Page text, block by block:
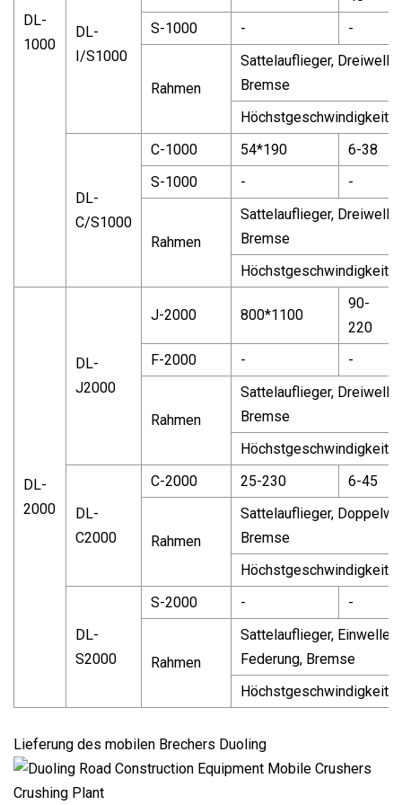
DL-
1000
DL-
I/S1000
S-1000
- -
Rahmen
Sattelauflieger,
Bremse
Höchstgeschwindigkeit:
DL-
C/S1000
C-1000 54*190 6-38
S-1000
- -
Rahmen
Sattelauflieger,
Bremse
Höchstgeschwindigkeit:
DL-
2000
DL-
J2000
J-2000 800*1100
90-
220
F-2000 - -
Rahmen
Sattelauflieger,
Bremse
Höchstgeschwindigkeit:
DL-
C2000
C-2000 25-230 6-45
Rahmen
Sattelauflieger,
Bremse
Höchstgeschwindigkeit:
DL-
S2000
S-2000 - -
Rahmen
Sattelauflieger,
Federung, Bremse
Höchstgeschwindigkeit:
Lieferung des mobilen Brechers Duoling